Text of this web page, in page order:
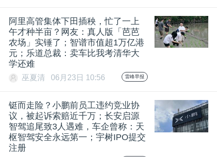
活
动
心
阿里高管集体下田插秧，忙了一上
午才种半亩？网友：真人版「芭芭
农场」实锤了；智谱市值超1万亿港
元；乐道总裁：卖车比我考清华大
学还难
巫夏清 06月23日 10:56 雷峰早报
铤而走险？小鹏前员工违约竞业协
议，被起诉索赔近千万；长安启源
智驾追尾致3人遇难，车企曾称：天
枢智驾安全永远第一；宇树IPO提交
注册